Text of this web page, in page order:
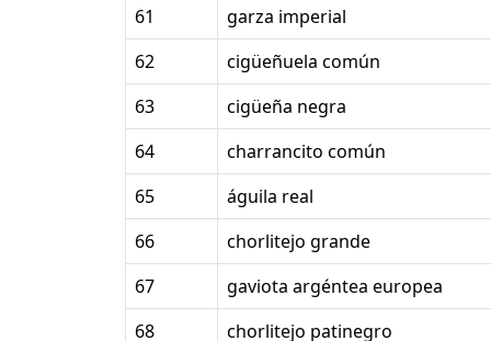
61
garza imperial
62
cigüeñuela común
63
cigüeña negra
64
charrancito común
65
águila real
66
chorlitejo grande
67
gaviota argéntea europea
68
chorlitejo patinegro